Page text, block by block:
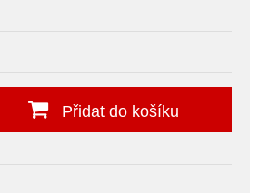
Přidat do košíku